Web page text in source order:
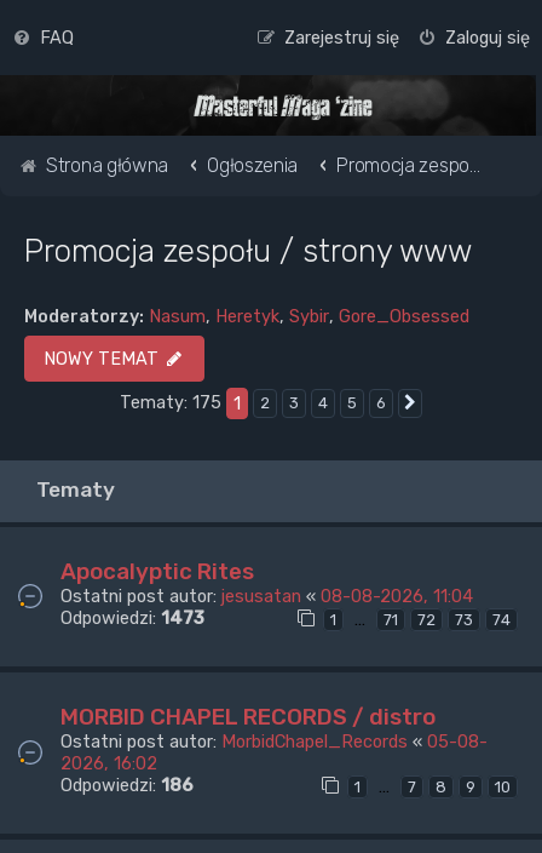
FAQ Zaloguj się
Zarejestruj się
Strona główna Ogłoszenia Promocja zespołu / strony www
Promocja zespołu / strony www
Moderatorzy: Nasum, Heretyk, Sybir, Gore_Obsessed
NOWY TEMAT
Tematy: 175
1 2 3 4 5 6
Tematy
Apocalyptic Rites
Ostatni post autor: jesusatan « 08-08-2026, 11:04
Odpowiedzi: 1473 1 … 71 72 73 74
MORBID CHAPEL RECORDS / distro
Ostatni post autor: MorbidChapel_Records « 05-08-
2026, 16:02
Odpowiedzi: 186 1 … 7 8 9 10